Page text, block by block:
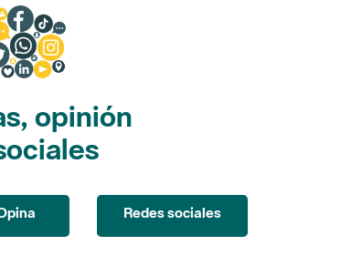
opinión
Redes sociales